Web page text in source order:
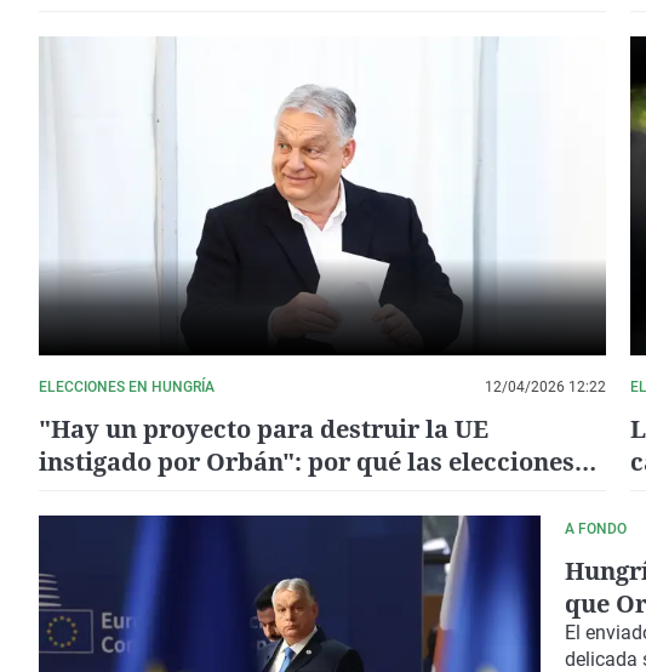
ELECCIONES EN HUNGRÍA 12/04/2026 12:22
"Hay un proyecto para destruir la UE
instigado por Orbán": por qué las elecciones
Europa
A FONDO
que
El
delicada